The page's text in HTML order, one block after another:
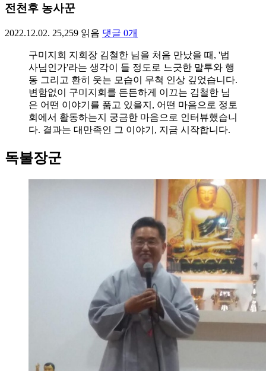
전천후 농사꾼
2022.12.02. 25,259 읽음 댓글 0개
구미지회 지회장 김철한 님을 처음 만났을 때, '법
사님인가'라는 생각이 들 정도로 느긋한 말투와 행
동 그리고 환히 웃는 모습이 무척 인상 깊었습니다.
변함없이 구미지회를 든든하게 이끄는 김철한 님
은 어떤 이야기를 품고 있을지, 어떤 마음으로 정토
회에서 활동하는지 궁금한 마음으로 인터뷰했습니
다. 결과는 대만족인 그 이야기, 지금 시작합니다.
독불장군